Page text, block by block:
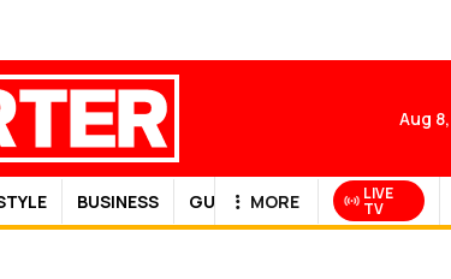
Aug
BUSINESS GULF NEWS
MORE LIVE
TV